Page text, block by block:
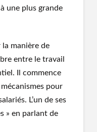
une plus grande
la manière de
entre le travail
Il commence
pour
L’un de ses
» en parlant de